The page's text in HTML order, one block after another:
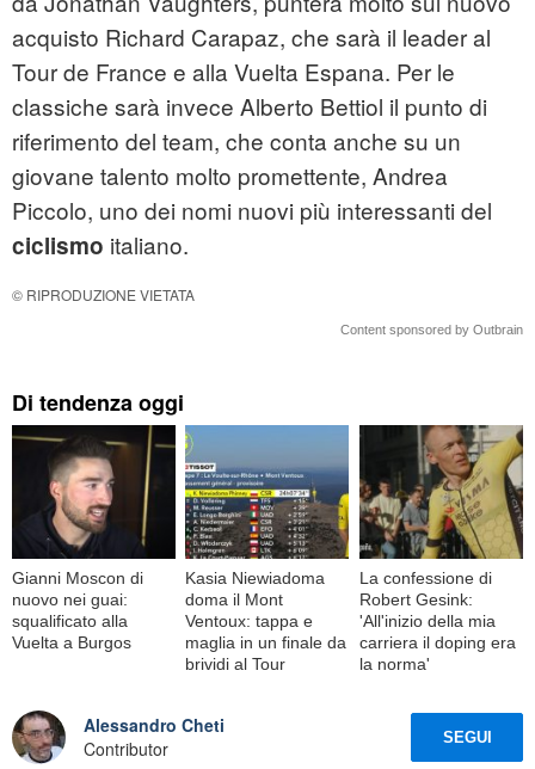
acquisto Richard Carapaz, che sarà il leader al
Tour de France e alla Vuelta Espana. Per le
classiche sarà invece Alberto Bettiol il punto di
riferimento del team, che conta anche su un
giovane talento molto promettente, Andrea
Piccolo, uno dei nomi nuovi più interessanti del
ciclismo italiano.
© RIPRODUZIONE VIETATA
Content sponsored by Outbrain
Di tendenza oggi
Gianni Moscon di
nuovo nei guai:
squalificato alla
Vuelta a Burgos
Kasia Niewiadoma
doma il Mont
Ventoux: tappa e
maglia in un finale da
brividi al Tour
La confessione di
Robert Gesink:
'All'inizio della mia
carriera il doping era
la norma'
Alessandro Cheti
Contributor
SEGUI